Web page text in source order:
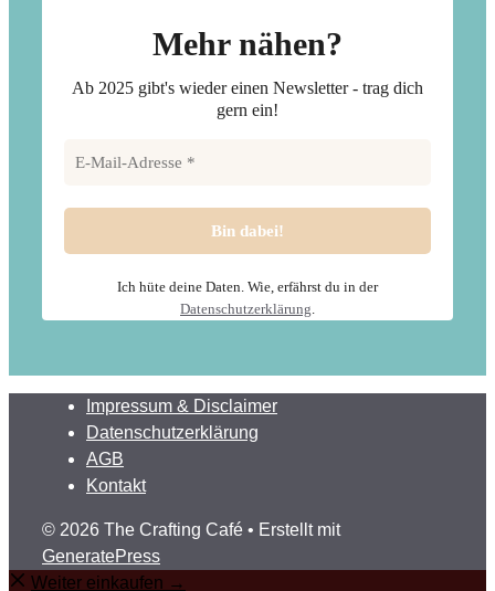
Mehr nähen?
Ab 2025 gibt's wieder einen Newsletter - trag dich
gern ein!
Ich hüte deine Daten. Wie, erfährst du in der
Datenschutzerklärung
Impressum & Disclaimer
Datenschutzerklärung
AGB
Kontakt
© 2026 The Crafting Café • Erstellt mit
GeneratePress
Weiter einkaufen →